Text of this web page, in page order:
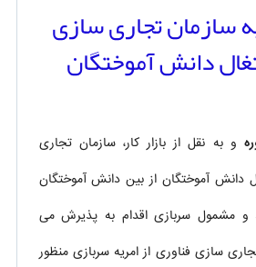
سازمان تجاری سازی
دانش آموختگان
و به نقل از بازار کار، سازمان تجاری
دانش آموختگان از بین دانش آموختگان
و مشمول سربازی اقدام به پذیرش می
سازی فناوری از امریه سربازی منظور